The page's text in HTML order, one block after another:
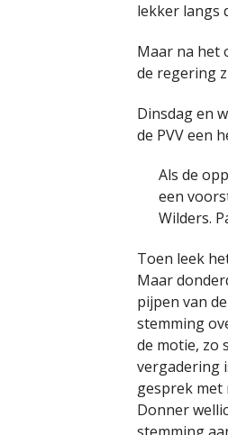
lekker langs
Maar na het
de regering
Dinsdag en
de PVV een
Als de
een
Wilders.
Toen leek
Maar
pijpen van
stemming
de motie, zo
vergadering
gesprek met
Donner